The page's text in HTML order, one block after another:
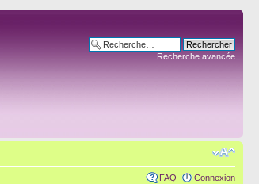
Recherche avancée
FAQ Connexion